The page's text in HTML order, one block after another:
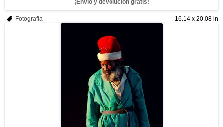
¡Envío y devolución gratis!
16.14 x 20.08 in
Fotografía